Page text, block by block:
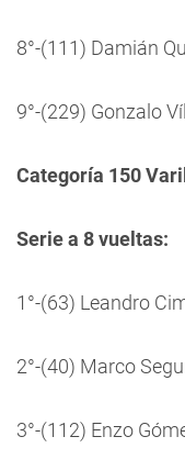
8°-(111) Damián
9°-(229) Gonzalo
Categoría 150
Serie a 8 vueltas:
1°-(63) Leandro
2°-(40) Marco
3°-(112) Enzo